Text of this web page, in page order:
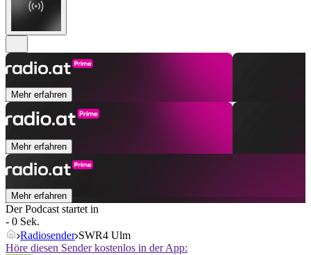
Mehr erfahren
Mehr erfahren
Mehr erfahren
Der Podcast startet in
- 0 Sek.
Radiosender SWR4 Ulm
Höre diesen Sender kostenlos in der App: